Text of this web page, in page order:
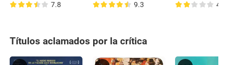
7.8 9.3 4.4
Títulos aclamados por la crítica